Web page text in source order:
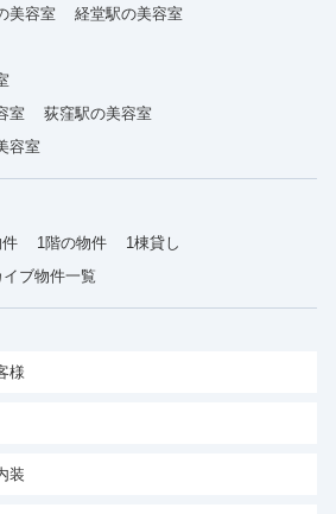
美容室
経堂駅の美容室
室
荻窪駅の美容室
容室
1階の物件
1棟貸し
イブ物件一覧
様
ばれる理由
ー
ビス
装